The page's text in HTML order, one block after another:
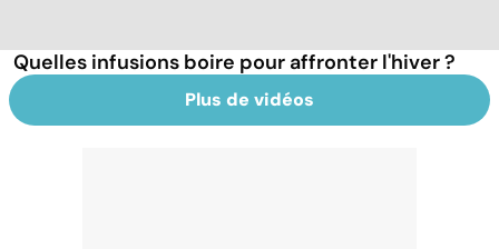
Quelles infusions boire pour affronter l'hiver ?
Plus de vidéos